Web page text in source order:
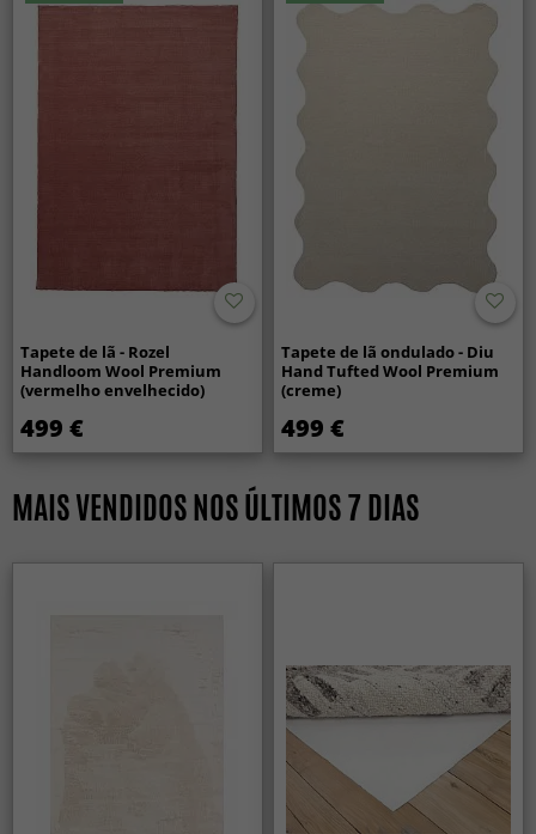
Tapete de lã - Rozel
Handloom Wool Premium
(vermelho envelhecido)
499 €
Tapete de lã ondulado - Diu
Hand Tufted Wool Premium
(creme)
499 €
MAIS VENDIDOS NOS ÚLTIMOS 7 DIAS